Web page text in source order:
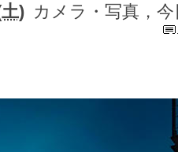
) カメラ・写真，